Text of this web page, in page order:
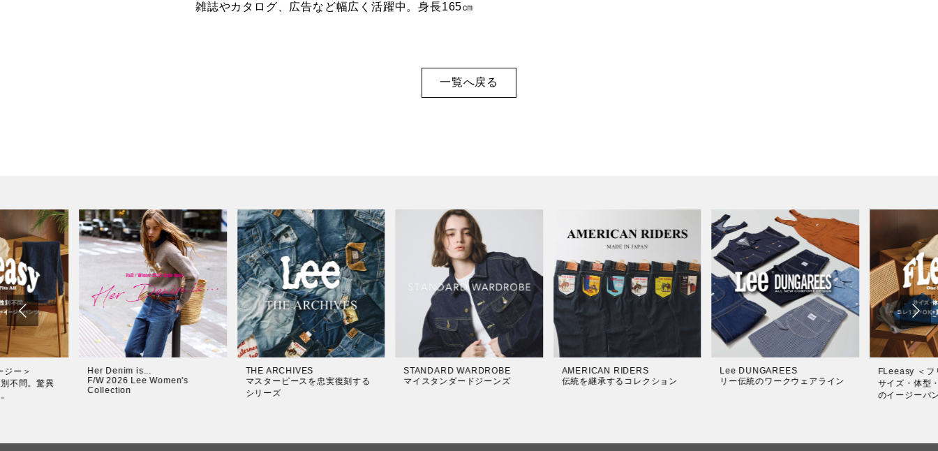
雑誌やカタログ、広告など幅広く活躍中。身長165㎝
一覧へ戻る
忠実復刻する
STANDARD WARDROBE
マイスタンダードジーンズ
AMERICAN RIDERS
伝統を継承するコレクション
Lee DUNGAREES
リー伝統のワークウェアライン
FLeeasy ＜フリージー＞
サイズ・体型・性別不問。驚異
Her Denim is...
F/W 2026 Lee Women's
THE
マスターピ
シリーズ